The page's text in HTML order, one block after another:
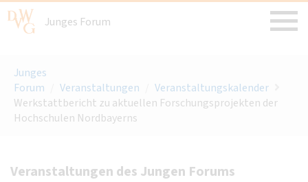
Junges Forum
Junges
Forum
Veranstaltungen
Veranstaltungskalender
Werkstattbericht zu aktuellen Forschungsprojekten der
Hochschulen Nordbayerns
Veranstaltungen des Jungen Forums